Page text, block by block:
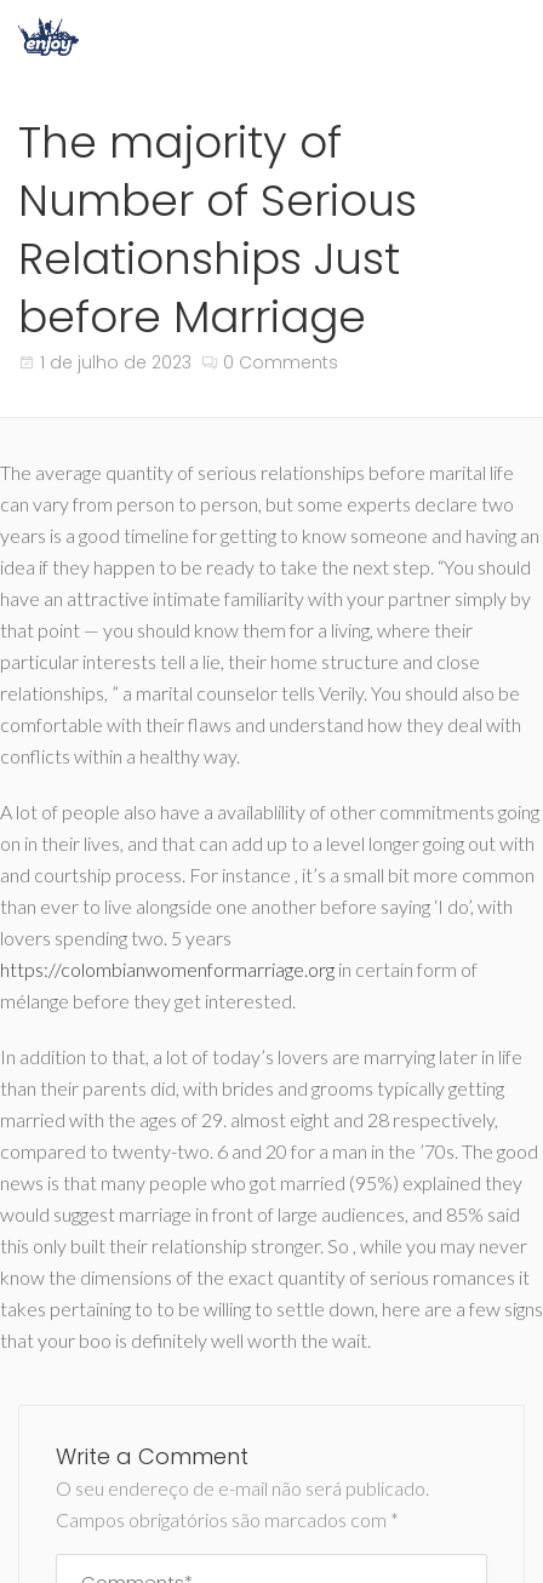
The majority of
Number of Serious
Relationships Just
before Marriage
1 de julho de 2023 0 Comments
The average quantity of serious relationships before marital life
can vary from person to person, but some experts declare two
years is a good timeline for getting to know someone and having an
idea if they happen to be ready to take the next step. “You should
have an attractive intimate familiarity with your partner simply by
that point — you should know them for a living, where their
particular interests tell a lie, their home structure and close
relationships, ” a marital counselor tells Verily. You should also be
comfortable with their flaws and understand how they deal with
conflicts within a healthy way.
A lot of people also have a availablility of other commitments going
on in their lives, and that can add up to a level longer going out with
and courtship process. For instance , it’s a small bit more common
than ever to live alongside one another before saying ‘I do’, with
lovers spending two. 5 years
https://colombianwomenformarriage.org in certain form of
mélange before they get interested.
In addition to that, a lot of today’s lovers are marrying later in life
than their parents did, with brides and grooms typically getting
married with the ages of 29. almost eight and 28 respectively,
compared to twenty-two. 6 and 20 for a man in the ’70s. The good
news is that many people who got married (95%) explained they
would suggest marriage in front of large audiences, and 85% said
this only built their relationship stronger. So , while you may never
know the dimensions of the exact quantity of serious romances it
takes pertaining to to be willing to settle down, here are a few signs
that your boo is definitely well worth the wait.
Write a Comment
O seu endereço de e-mail não será publicado.
Campos obrigatórios são marcados com *